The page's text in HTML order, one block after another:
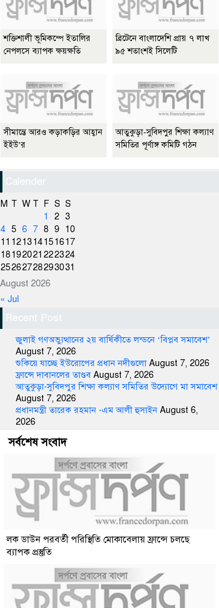
শক্তিশালী ভূমিকম্পে ইতালির
নেপলসে ব্যাপক ক্ষয়ক্ষতি
ব্রিটেনে বাংলাদেশি প্রায় ৭ লাখ
৯৫ শতাংশই সিলেটি
সীমান্তে আরও কড়াকড়ির আহ্বান
ইইউ’র
আতুকুড়া-সুবিদপুর শিক্ষা কল্যাণ
সমিতির পূর্ণাঙ্গ কমিটি গঠন
Calender
August 2026
M T W T F S S
1
2 3
4 5 6 7 8 9
10
11 121314151617
18192021 222324
25262728293031
« Jul
Recent Post
জুলাই গণঅভ্যুত্থানের ২য় বার্ষিকীতে লন্ডনে ‘বিপ্লব সমাবেশ’
August 7, 2026
শুকিয়ে যাচ্ছে ইউরোপের প্রধান নদীগুলো August 7, 2026
ফ্রান্সে দাবানলের তাণ্ডব August 7, 2026
আতুকুড়া-সুবিদপুর শিক্ষা কল্যাণ সমিতির উদ্যোগে মা সমাবেশ
August 7, 2026
প্রধানমন্ত্রী তারেক রহমান -এম আলী হুসাইন August 6,
2026
সর্বশেষ সংবাদ
লক ডাউন পরবর্তী পরিস্থিতি মোকাবেলায় ফ্রান্সে চলছে
ব্যাপক প্রস্তুতি